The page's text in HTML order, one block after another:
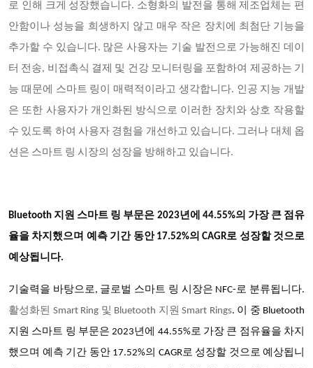
로 인해 크게 성장했습니다. 소형화의 발전을 통해 제조업체는 편
안함이나 성능을 희생하지 않고 매우 작은 장치에 최첨단 기능을
추가할 수 있습니다. 많은 사용자는 기술 발전으로 가능해진 데이
터 전송, 비접촉식 결제 및 건강 모니터링을 포함하여 제공하는 기
능 때문에 스마트 링이 매력적이라고 생각합니다. 인공 지능 개발
은 또한 사용자가 개인화된 방식으로 이러한 장치와 상호 작용할
수 있도록 하여 사용자 경험을 개선하고 있습니다. 그러나 대체 옵
션은 스마트 링 시장의 성장을 방해하고 있습니다.
Bluetooth 지원 스마트 링 부문은 2023년에 44.55%의 가장 큰 점유
율을 차지했으며 예측 기간 동안 17.52%의 CAGR로 성장할 것으로
예상됩니다.
기술력을 바탕으로, 글로벌 스마트 링 시장은 NFC-로 분류됩니다.
활성화된 Smart Ring 및 Bluetooth 지원 Smart Rings. 이 중 Bluetooth
지원 스마트 링 부문은 2023년에 44.55%로 가장 큰 점유율을 차지
했으며 예측 기간 동안 17.52%의 CAGR로 성장할 것으로 예상됩니